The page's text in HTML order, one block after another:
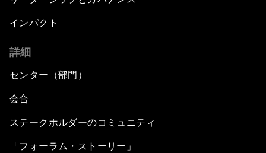
インパクト
詳細
センター（部門）
会合
ステークホルダーのコミュニティ
「フォーラム・ストーリー」